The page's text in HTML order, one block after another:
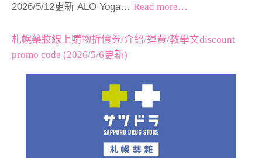
2026/5/12更新 ALO Yoga… Read more…
札幌藥妝線上購物折價券/介紹/運費/教學文discount
promo code (2026/5/6更新)